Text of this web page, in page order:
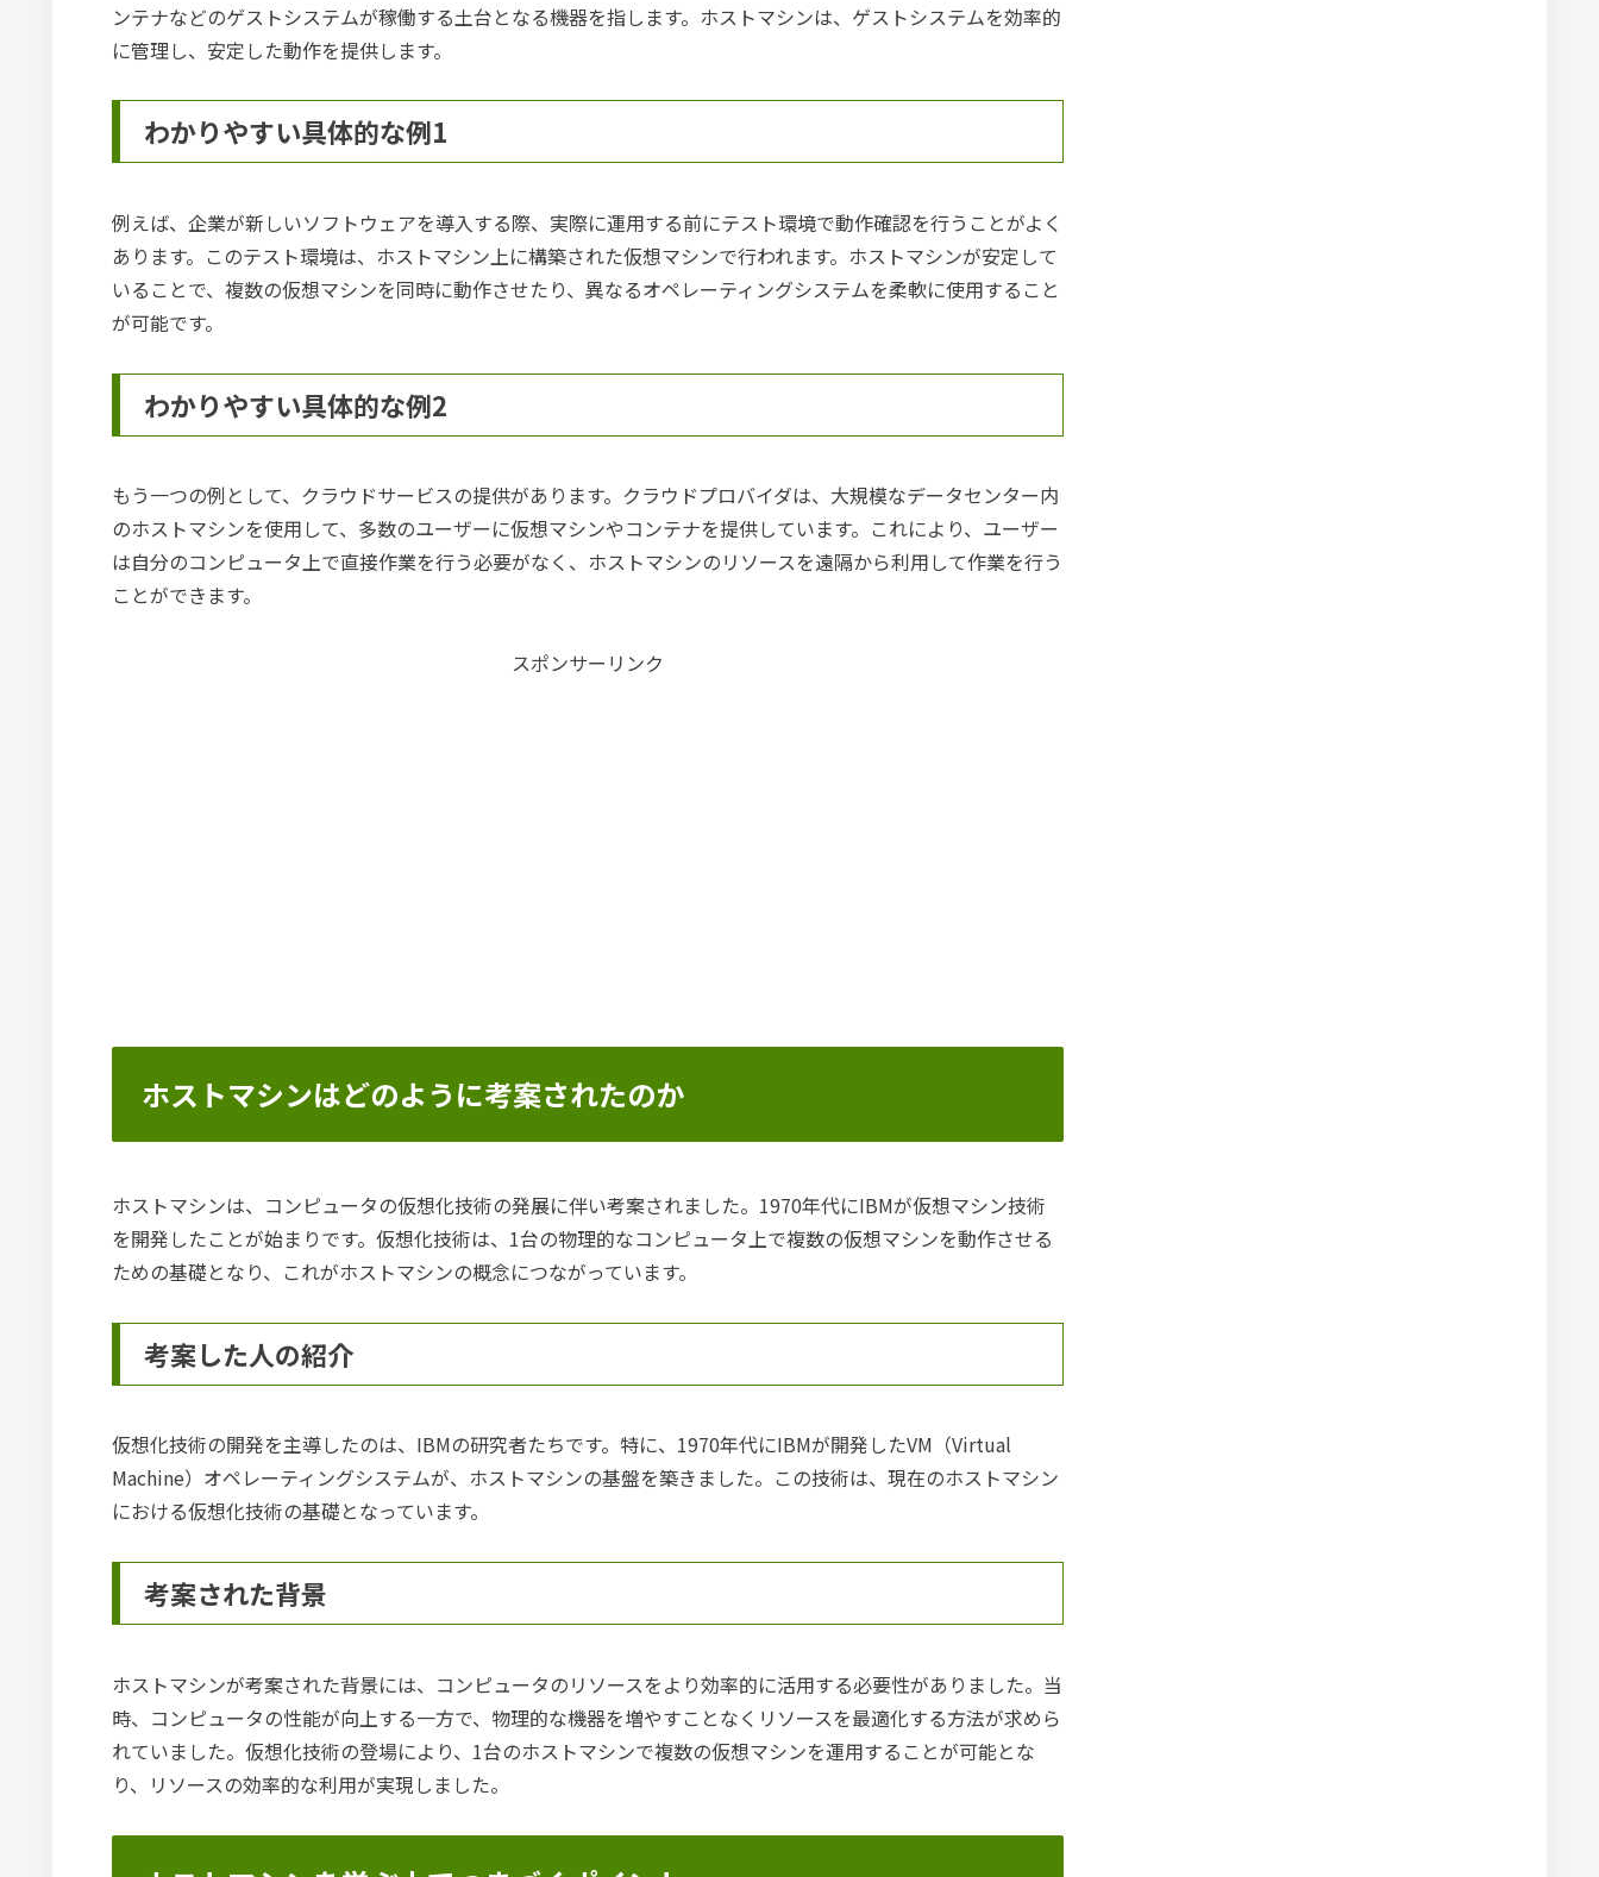
ンテナなどのゲストシステムが稼働する土台となる機器を指します。ホストマシンは、ゲストシステムを効率的
に管理し、安定した動作を提供します。
わかりやすい具体的な例1
例えば、企業が新しいソフトウェアを導入する際、実際に運用する前にテスト環境で動作確認を行うことがよく
あります。このテスト環境は、ホストマシン上に構築された仮想マシンで行われます。ホストマシンが安定して
いることで、複数の仮想マシンを同時に動作させたり、異なるオペレーティングシステムを柔軟に使用すること
が可能です。
わかりやすい具体的な例2
もう一つの例として、クラウドサービスの提供があります。クラウドプロバイダは、大規模なデータセンター内
のホストマシンを使用して、多数のユーザーに仮想マシンやコンテナを提供しています。これにより、ユーザー
は自分のコンピュータ上で直接作業を行う必要がなく、ホストマシンのリソースを遠隔から利用して作業を行う
ことができます。
スポンサーリンク
ホストマシンはどのように考案されたのか
ホストマシンは、コンピュータの仮想化技術の発展に伴い考案されました。1970年代にIBMが仮想マシン技術
を開発したことが始まりです。仮想化技術は、1台の物理的なコンピュータ上で複数の仮想マシンを動作させる
ための基礎となり、これがホストマシンの概念につながっています。
考案した人の紹介
仮想化技術の開発を主導したのは、IBMの研究者たちです。特に、1970年代にIBMが開発したVM（Virtual
Machine）オペレーティングシステムが、ホストマシンの基盤を築きました。この技術は、現在のホストマシン
における仮想化技術の基礎となっています。
考案された背景
ホストマシンが考案された背景には、コンピュータのリソースをより効率的に活用する必要性がありました。当
時、コンピュータの性能が向上する一方で、物理的な機器を増やすことなくリソースを最適化する方法が求めら
れていました。仮想化技術の登場により、1台のホストマシンで複数の仮想マシンを運用することが可能とな
り、リソースの効率的な利用が実現しました。